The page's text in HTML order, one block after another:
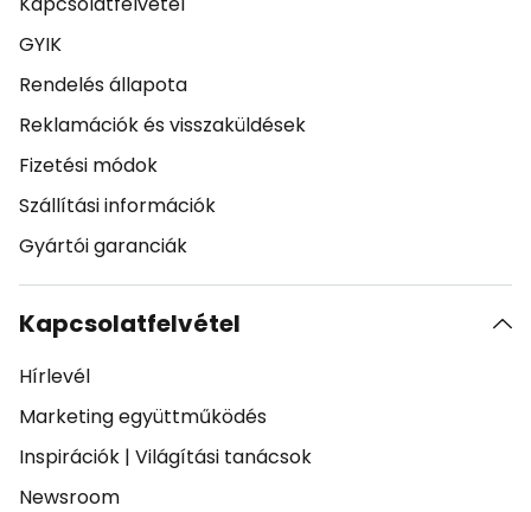
GYIK
Rendelés állapota
Reklamációk és visszaküldések
Fizetési módok
Szállítási információk
Gyártói garanciák
Kapcsolatfelvétel
Hírlevél
Marketing együttműködés
Inspirációk | Világítási tanácsok
Newsroom